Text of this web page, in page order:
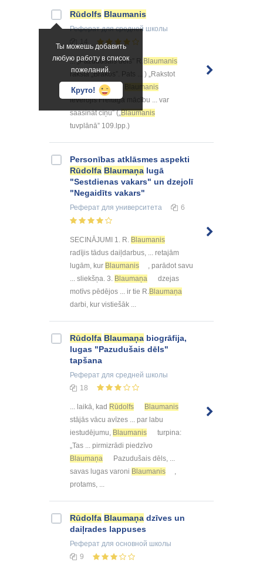
Ты можешь добавить
любую работу в список
пожеланий.
Круто!
Rūdolfs Blaumanis
Рефератдля средней школы
... „Pazudušais dēls” R.Blaumanis
raksta „Brakos”. Pats ... ) „Rakstot
„Pazudušo dēlu” Blaumanis
ievērojis Freitāga mācību ... var
saasināt cīņu” („Blaumanis
tuvplānā” 109.lpp.)
Personības atklāsmes aspekti
Rūdolfa Blaumaņa lugā
"Sestdienas vakars" un dzejolī
"Negaidīts vakars"
Реферат для университета 6
SECINĀJUMI 1. R. Blaumanis
radījis tādus daiļdarbus, ... retajām
lugām, kur Blaumanis
, parādot savu
... sliekšņa. 3. Blaumaņa
dzejas
motīvs pēdējos ... ir tie R. Blaumaņa
darbi, kur vistiešāk ...
Rūdolfa Blaumaņa biogrāfija,
lugas "Pazudušais dēls"
tapšana
Реферат для средней школы
18
... laikā, kad Rūdolfs
Blaumanis
stājās vācu avīzes ... par labu
iestudējumu, Blaumanis
turpina:
„Tas ... pirmizrādi piedzīvo
Blaumaņa
Pazudušais dēls, ...
savas lugas varoni Blaumanis
,
protams, ...
Rūdolfa Blaumaņa dzīves un
daiļrades lappuses
Реферат для основной школы
9